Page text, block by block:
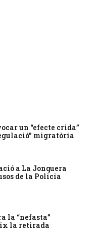
un “efecte crida”
migratòria
a La Jonquera
de la Policia
la “nefasta”
la retirada